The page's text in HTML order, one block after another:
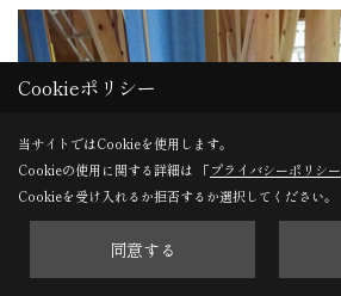
Cookieポリシー
当サイトではCookieを使用します。
Cookieの使用に関する詳細は 「プライバシーポリシー
Cookieを受け入れるか拒否するか選択してください。
同意する